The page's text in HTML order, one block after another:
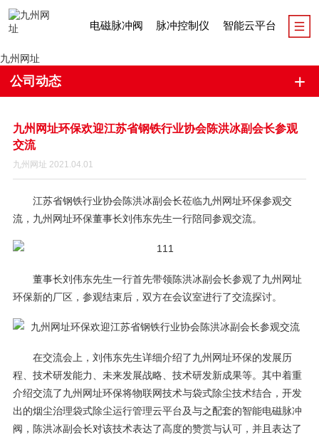
九州网址
电磁脉冲阀 脉冲控制仪 智能云平台
公司动态
九州网址环保欢迎江苏省钢铁行业协会陈洪冰副会长参观
交流
九州网址 2021.04.01
江苏省钢铁行业协会陈洪冰副会长莅临九州网址环保参观交
流，九州网址环保董事长刘伟东先生一行陪同参观交流。
董事长刘伟东先生一行首先带领陈洪冰副会长参观了九州网址
环保新的厂区，参观结束后，双方在会议室进行了交流探讨。
在交流会上，刘伟东先生详细介绍了九州网址环保的发展历
程、技术研发能力、未来发展战略、技术研发新成果等。其中着重
介绍交流了九州网址环保将物联网技术与袋式除尘技术结合，开发
出的烟尘治理袋式除尘运行管理云平台及与之配套的智能电磁脉冲
阀，陈洪冰副会长对该技术表达了高度的赞赏与认可，并且表达了